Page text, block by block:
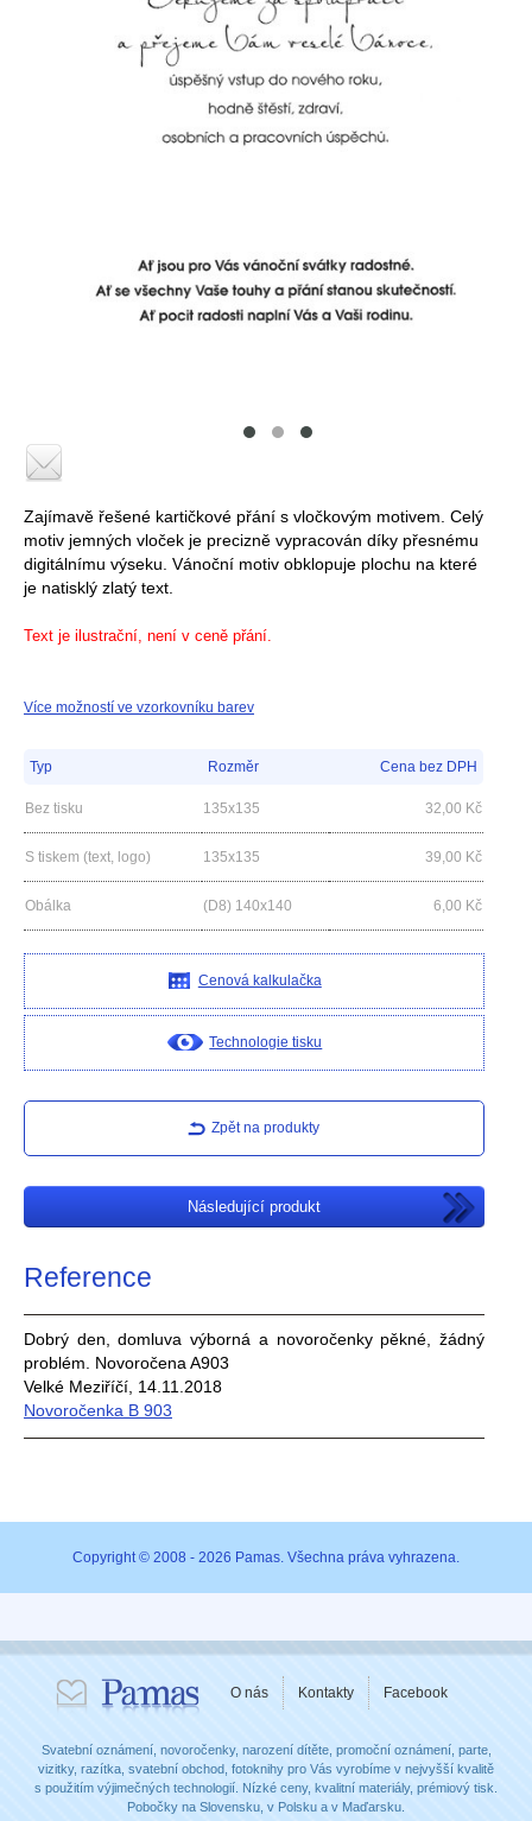
Zajímavě řešené kartičkové přání s vločkovým motivem. Celý
motiv jemných vloček je precizně vypracován díky přesnému
digitálnímu výseku. Vánoční motiv obklopuje plochu na které
je natisklý zlatý text.
Text je ilustrační, není v ceně přání.
Více možností ve vzorkovníku barev
Typ Rozměr Cena bez DPH
Bez tisku 135x135 32,00 Kč
S tiskem (text, logo) 135x135 39,00 Kč
Obálka (D8) 140x140 6,00 Kč
Cenová kalkulačka
Technologie tisku
Zpět na produkty
Následující produkt
Reference
Dobrý den, domluva výborná a novoročenky pěkné, žádný
problém. Novoročena A903
Velké Meziříčí, 14.11.2018
Novoročenka B 903
Copyright © 2008 - 2026 Pamas. Všechna práva vyhrazena.
O nás Kontakty Facebook
Svatební oznámení, novoročenky, narození dítěte, promoční oznámení, parte,
vizitky, razítka, svatební obchod, fotoknihy pro Vás vyrobíme v nejvyšší kvalitě
s použitím výjimečných technologií. Nízké ceny, kvalitní materiály, prémiový tisk.
Pobočky na Slovensku, v Polsku a v Maďarsku.